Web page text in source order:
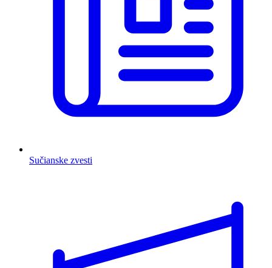
Sučianske zvesti